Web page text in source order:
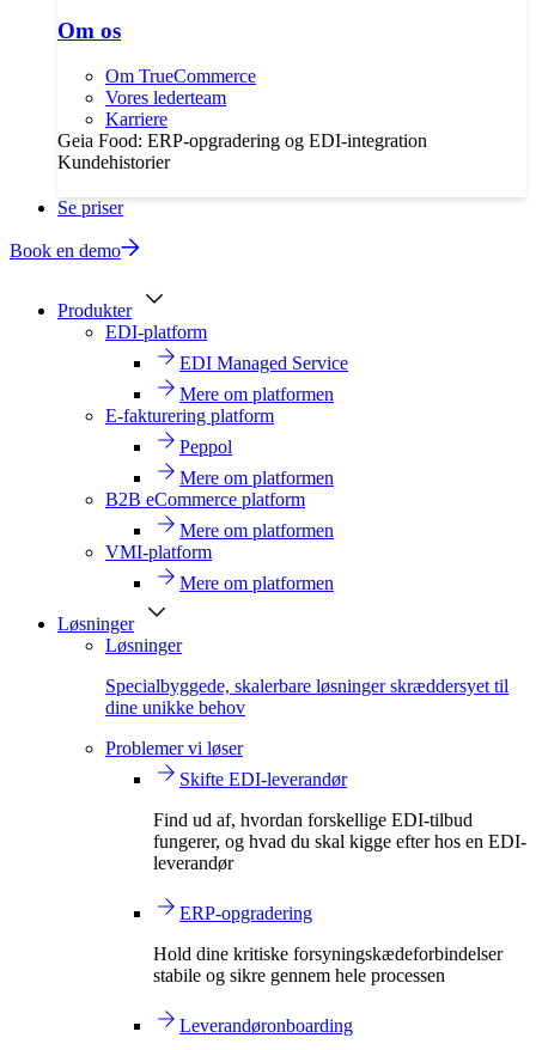
Om os
Om TrueCommerce
Vores lederteam
Karriere
Geia Food: ERP-opgradering og EDI-integration
Kundehistorier
Se priser
Book en demo
Produkter
EDI-platform
EDI Managed Service
Mere om platformen
E-fakturering platform
Peppol
Mere om platformen
B2B eCommerce platform
Mere om platformen
VMI-platform
Mere om platformen
Løsninger
Løsninger
Specialbyggede, skalerbare løsninger skræddersyet til
dine unikke behov
Problemer vi løser
Skifte EDI-leverandør
Find ud af, hvordan forskellige EDI-tilbud
fungerer, og hvad du skal kigge efter hos en EDI-
leverandør
ERP-opgradering
Hold dine kritiske forsyningskædeforbindelser
stabile og sikre gennem hele processen
Leverandøronboarding